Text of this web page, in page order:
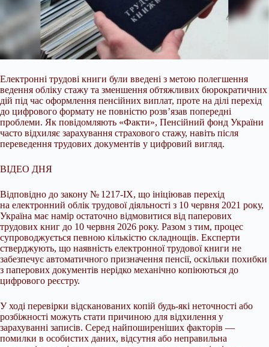
Електронні трудові книги були введені з метою полегшення
ведення обліку стажу та зменшення обтяжливих бюрократичних
дій під час оформлення пенсійних виплат, проте на ділі перехід
до цифрового формату не повністю розв’язав попередні
проблеми. Як повідомляють «Факти», Пенсійний фонд України
часто відхиляє зарахування страхового стажу, навіть після
переведення трудових документів у цифровий вигляд.
ВІДЕО ДНЯ
Відповідно до закону № 1217-ІХ, що ініціював перехід
на електронний облік трудової діяльності з 10 червня 2021 року,
Україна має намір остаточно відмовитися від паперових
трудових книг до 10 червня 2026 року. Разом з тим, процес
супроводжується певною кількістю складнощів. Експерти
стверджують, що наявність електронної трудової книги не
забезпечує автоматичного призначення пенсії, оскільки похибки
з паперових документів нерідко механічно копіюються до
цифрового реєстру.
У ході перевірки відсканованих копій будь-які неточності або
розбіжності можуть стати причиною для відхилення у
зарахуванні записів. Серед найпоширеніших факторів —
помилки в особистих даних, відсутня або неправильна